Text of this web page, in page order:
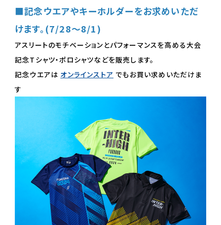
■記念ウエアやキーホルダーをお求めいただ
けます。(7/28～8/1)
アスリートのモチベーションとパフォーマンスを高める大会
記念Tシャツ・ポロシャツなどを販売します。
記念ウエアは オンラインストア でもお買い求めいただけま
す